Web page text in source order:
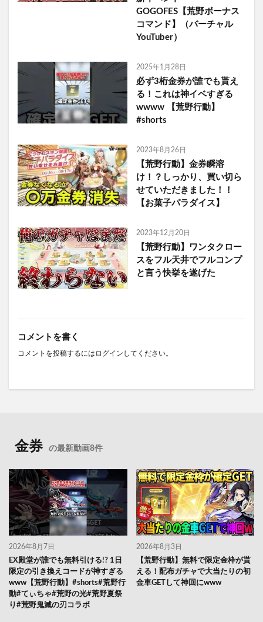
GOGOFES【荒野ボーナス
コマンド】（バーチャル
YouTuber）
2025年1月28日
必ず3桁金券が誰でも貰え
る！これは神イベすぎる
wwww 【荒野行動】
#shorts
2023年8月26日
【荒野行動】金券瞬溶
け！？しっかり、買い切ら
せていただきました！！
【お菓子パラダイス】
2023年12月20日
【荒野行動】ワンタクロー
スをフル天井でフルコンプ
と言う快挙を遂げた
コメントを書く
コメントを投稿するには ログイン してください。
金券 の最新動画8件
2026年8月7日
EX殿堂が誰でも無料引ける!? 1日
限定の引き換えコードが神すぎる
www【荒野行動】#shorts#荒野行
動#てぃちゃ#荒野の光#荒野夏祭
り#荒野鬼滅の刃コラボ
2026年8月3日
【荒野行動】無料で限定金枠が貰
える！配布ガチャで大当たりの初
金車GETして神回にwww